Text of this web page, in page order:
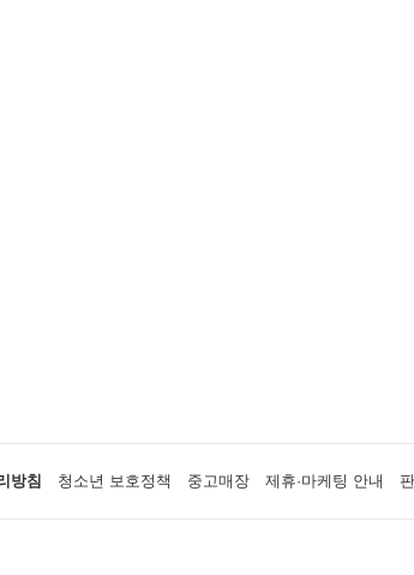
방침 청소년 보호정책 중고매장 제휴·마케팅 안내